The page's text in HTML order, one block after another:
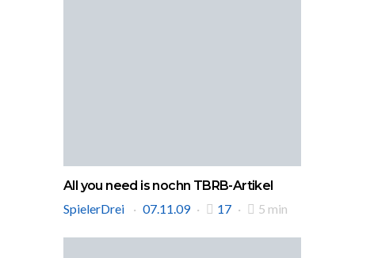
All you need is nochn TBRB-Artikel
SpielerDrei
07.11.09 17 5 min